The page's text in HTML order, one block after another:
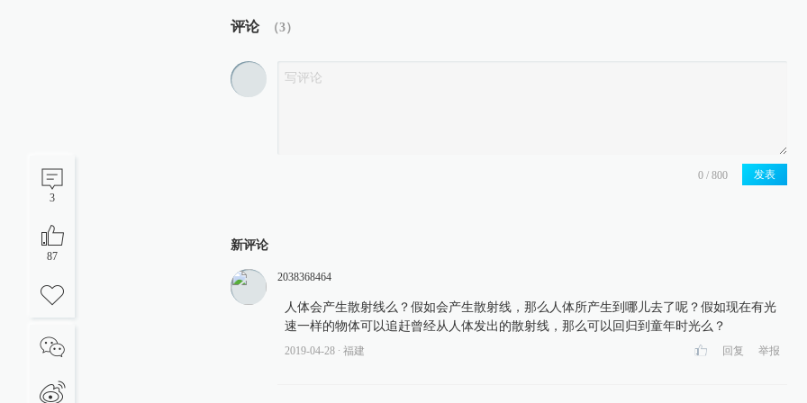
3
87
评论 （3）
发表
新评论
2038368464
人体会产生散射线么？假如会产生散射线，那么人体所产生到哪儿去了呢？假如现在有光
速一样的物体可以追赶曾经从人体发出的散射线，那么可以回归到童年时光么？
2019-04-28 ∙ 福建 回复 举报